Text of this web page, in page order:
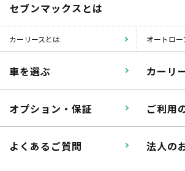
セブンマックスとは
カーリースとは オートロ
車を選ぶ カーリ
オプション・保証 ご利用
よくあるご質問 法人の